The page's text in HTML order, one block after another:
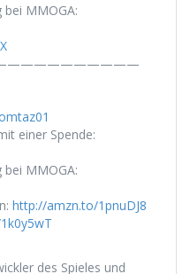
MMOGA:
einer Spende:
MMOGA:
http://amzn.to/1pnuDJ8
des Spieles und